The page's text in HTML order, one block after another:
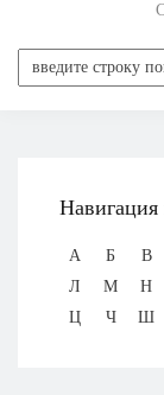
А Б В
Л
М Н
Ц
Ч Ш